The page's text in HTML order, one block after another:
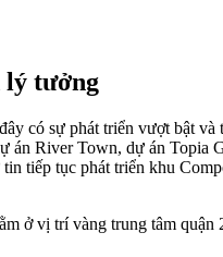
lý tưởng
có sự phát triển vượt bật
án River Town, dự án
tiếp tục phát triển khu
ở vị trí vàng trung tâm